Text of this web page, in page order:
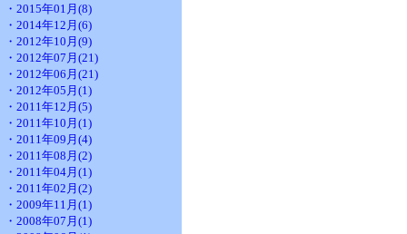
・2015年01月(8)
・2014年12月(6)
・2012年10月(9)
・2012年07月(21)
・2012年06月(21)
・2012年05月(1)
・2011年12月(5)
・2011年10月(1)
・2011年09月(4)
・2011年08月(2)
・2011年04月(1)
・2011年02月(2)
・2009年11月(1)
・2008年07月(1)